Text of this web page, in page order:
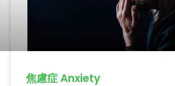
焦慮症 Anxiety